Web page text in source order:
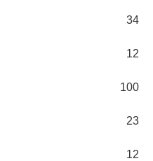
34
12
100
23
12